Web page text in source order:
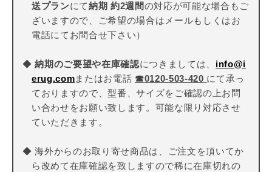
送プランにて納期 約2週間の対応が可能な場合もご
ざいますので、ご希望の場合はメールもしくはお
電話にてお問合せ下さい）
◆納期のご要望や在庫確認につきましては、 info@i
erug.comまたはお電話 ☎0120-503-420 にて承っ
ておりますので、型番、サイズをご確認の上お問
い合わせをお願い致します。可能な限り対応させ
ていただきます。
◆ 海外からのお取り寄せ商品は、ご注文を頂いてか
ら改めて在庫確認を致しますので稀に在庫切れの